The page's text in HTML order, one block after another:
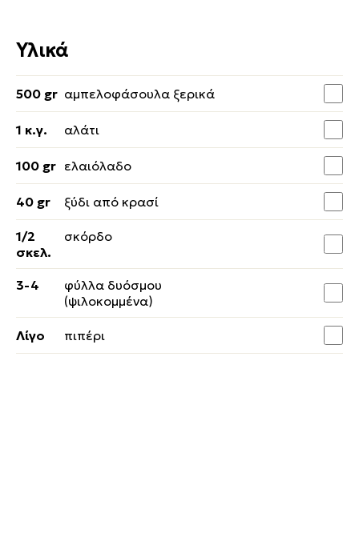
Υλικά
500 gr αμπελοφάσουλα ξερικά
1 κ.γ. αλάτι
100 gr ελαιόλαδο
40 gr ξύδι από κρασί
1/2
σκελ.
σκόρδο
3-4
φύλλα δυόσμου
(ψιλοκομμένα)
Λίγο πιπέρι